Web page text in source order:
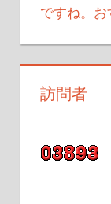
ですね。お
訪問者